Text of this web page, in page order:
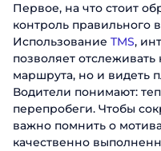
Первое, на что стоит
контроль правильного
Использование TMS,
позволяет
маршрута, но и видеть
Водители понимают:
перепробеги. Чтобы
важно помнить о
качественно